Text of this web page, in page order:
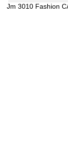
Jm 3010 Fashion